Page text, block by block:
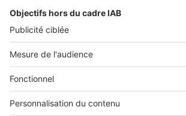
Politique Générale de Protection des Données
Charte éditeur
Paramétrer mes cookies